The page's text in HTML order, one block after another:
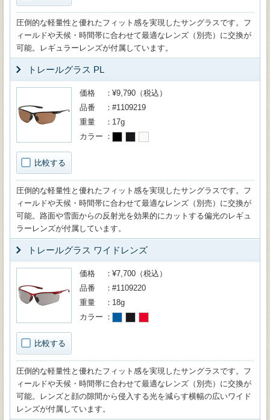
圧倒的な軽量性と優れたフィット感を実現したサングラスです。フ
ィールドや天候・時間帯に合わせて最適なレンズ（別売）に交換が
可能。レギュラーレンズが付属しています。
トレールグラス PL
比較する
価格
¥9,790（税込）
品番
#1109219
重量
17g
カラー
圧倒的な軽量性と優れたフィット感を実現したサングラスです。フ
ィールドや天候・時間帯に合わせて最適なレンズ（別売）に交換が
可能。路面や雪面からの反射光を効果的にカットする偏光のレギュ
ラーレンズが付属しています。
トレールグラス ワイドレンズ
比較する
価格
¥7,700（税込）
品番
#1109220
重量
18g
カラー
圧倒的な軽量性と優れたフィット感を実現したサングラスです。フ
ィールドや天候・時間帯に合わせて最適なレンズ（別売）に交換が
可能。レンズと顔の隙間から侵入する光を減らす横幅の広いワイド
レンズが付属しています。